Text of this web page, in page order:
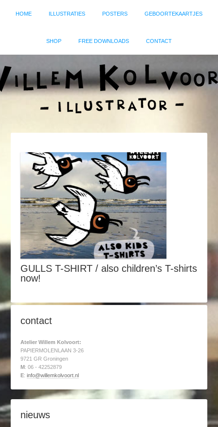
HOME ILLUSTRATIES POSTERS GEBOORTEKAARTJES
SHOP FREE DOWNLOADS CONTACT
GULLS T-SHIRT / also children’s T-shirts
now!
contact
Atelier Willem Kolvoort:
PAPIERMOLENLAAN 3-26
9721 GR Groningen
M: 06 - 42252879
E:info@willemkolvoort.nl
nieuws